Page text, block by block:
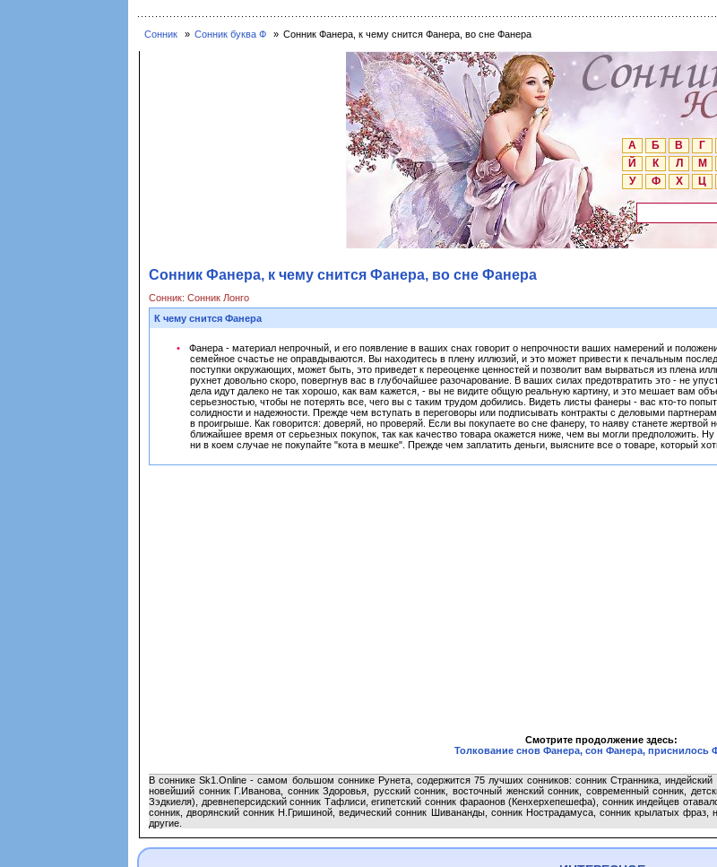
Сонник Сонник буква Ф Сонник Фанера, к чему снится Фанера, во сне Фанера
А Б В Г
Й
К Л М
У
Ф Х Ц
Сонник Фанера, к чему снится Фанера, во сне Фанера
Сонник: Сонник Лонго
К чему снится Фанера
Фанера - материал непрочный, и его появление в ваших снах говорит о непрочности ваших намерений и
семейное счастье не оправдываются. Вы находитесь в плену иллюзий, и это может привести к печальным
поступки окружающих, может быть, это приведет к переоценке ценностей и позволит вам вырваться из плена
рухнет довольно скоро, повергнув вас в глубочайшее разочарование. В ваших силах предотвратить это - не
дела идут далеко не так хорошо, как вам кажется, - вы не видите общую реальную картину, и это мешает вам
серьезностью, чтобы не потерять все, чего вы с таким трудом добились. Видеть листы фанеры - вас кто-то
солидности и надежности. Прежде чем вступать в переговоры или подписывать контракты с деловыми
в проигрыше. Как говорится: доверяй, но проверяй. Если вы покупаете во сне фанеру, то наяву станете жертвой
ближайшее время от серьезных покупок, так как качество товара окажется ниже, чем вы могли предположить.
ни в коем случае не покупайте "кота в мешке". Прежде чем заплатить деньги, выясните все о товаре, который
Смотрите продолжение здесь:
Толкование снов Фанера, сон Фанера, приснилось
В соннике Sk1.Online - самом большом соннике Рунета, содержится 75 лучших сонников: сонник Странника,
новейший сонник Г.Иванова, сонник Здоровья, русский сонник, восточный женский сонник, современный сонник,
Зэдкиеля), древнеперсидский сонник Тафлиси, египетский сонник фараонов (Кенхерхепешефа), сонник индейцев
сонник, дворянский сонник Н.Гришиной, ведический сонник Шивананды, сонник Нострадамуса, сонник крылатых
другие.